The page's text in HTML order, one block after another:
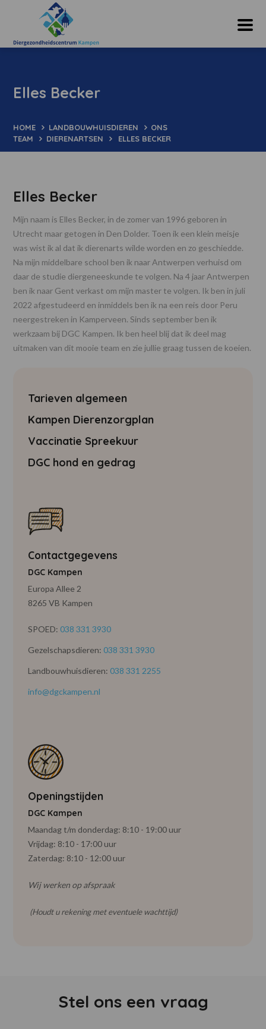
Elles Becker
HOME LANDBOUWHUISDIEREN
ONS
TEAM
DIERENARTSEN ELLES BECKER
Elles Becker
Mijn naam is Elles Becker, in de zomer van 1996 geboren in
Utrecht maar getogen in Den Dolder. Toen ik een klein meisje
was wist ik al dat ik dierenarts wilde worden en zo geschiedde.
Na mijn middelbare school ben ik naar Antwerpen verhuisd om
daar de studie diergeneeskunde te volgen. Na 4 jaar Antwerpen
ben ik naar Gent verkast om mijn master te volgen. Ik ben in juli
2022 afgestudeerd en inmiddels ben ik na een reis door Peru
neergestreken in Kamperveen. Sinds september ben ik
werkzaam bij DGC Kampen. Ik ben heel blij dat ik deel mag
uitmaken van dit mooie team en zie jullie graag tussen de koeien.
Tarieven algemeen
Kampen Dierenzorgplan
Vaccinatie Spreekuur
DGC hond en gedrag
Contactgegevens
DGC Kampen
Europa Allee 2
8265 VB Kampen
SPOED: 038 331 3930
Gezelschapsdieren: 038 331 3930
Landbouwhuisdieren: 038 331 2255
info@dgckampen.nl
Openingstijden
DGC Kampen
Maandag t/m donderdag: 8:10 - 19:00 uur
Vrijdag: 8:10 - 17:00 uur
Zaterdag: 8:10 - 12:00 uur
Wij werken op afspraak
(Houdt u rekening met eventuele wachttijd)
Stel ons een vraag